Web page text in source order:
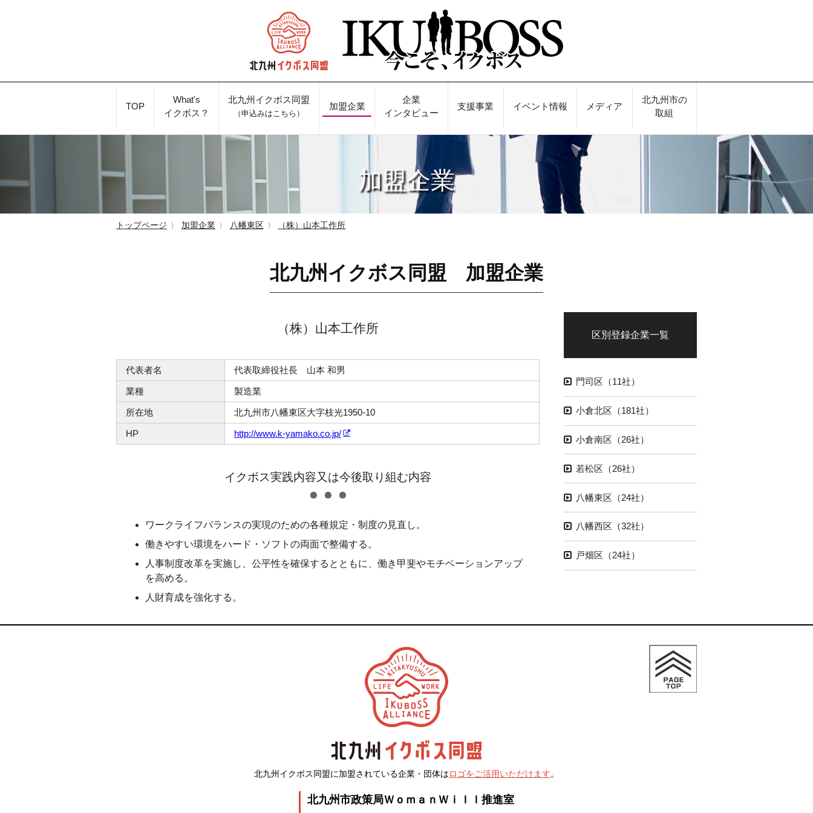
TOP
What's
イクボス？
北九州イクボス同盟
（申込みはこちら）
加盟企業
企業
インタビュー
支援事業 イベント情報 メディア
北九州市の
取組
加盟企業
トップページ 加盟企業 八幡東区 （株）山本工作所
北九州イクボス同盟 加盟企業
（株）山本工作所
代表者名 代表取締役社長 山本 和男
業種 製造業
所在地 北九州市八幡東区大字枝光1950-10
HP http://www.k-yamako.co.jp/
イクボス実践内容又は今後取り組む内容
ワークライフバランスの実現のための各種規定・制度の見直し。
働きやすい環境をハード・ソフトの両面で整備する。
人事制度改革を実施し、公平性を確保するとともに、働き甲斐やモチベーションアップ
を高める。
人財育成を強化する。
区別登録企業一覧
門司区（11社）
小倉北区（181社）
小倉南区（26社）
若松区（26社）
八幡東区（24社）
八幡西区（32社）
戸畑区（24社）
北九州イクボス同盟に加盟されている企業・団体は ロゴをご活用いただけます。
北九州市政策局ＷｏｍａｎＷｉｌｌ推進室